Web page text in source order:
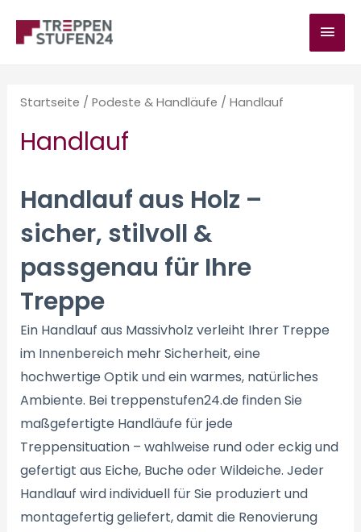
Inhalt
Startseite / Podeste & Handläufe / Handlauf
Handlauf
Handlauf aus Holz –
sicher, stilvoll &
passgenau für Ihre
Treppe
Ein Handlauf aus Massivholz verleiht Ihrer Treppe
im Innenbereich mehr Sicherheit, eine
hochwertige Optik und ein warmes, natürliches
Ambiente. Bei treppenstufen24.de finden Sie
maßgefertigte Handläufe für jede
Treppensituation – wahlweise rund oder eckig und
gefertigt aus Eiche, Buche oder Wildeiche. Jeder
Handlauf wird individuell für Sie produziert und
montagefertig geliefert, damit die Renovierung